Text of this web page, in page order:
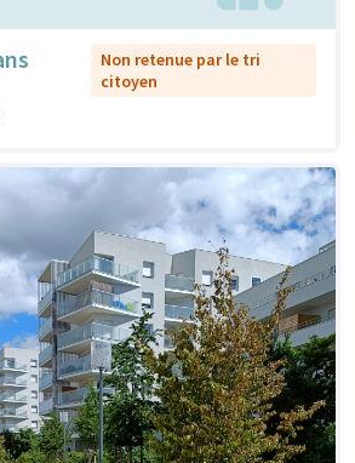
Non retenue par le tri
citoyen